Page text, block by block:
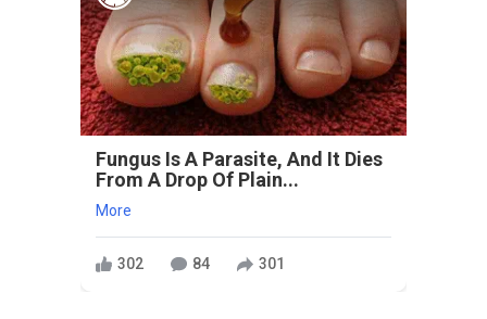
Fungus Is A Parasite, And It Dies
From A Drop Of Plain...
More
302 84 301